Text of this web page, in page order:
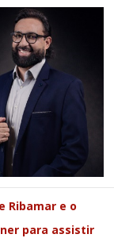
Ribamar e o
para assistir